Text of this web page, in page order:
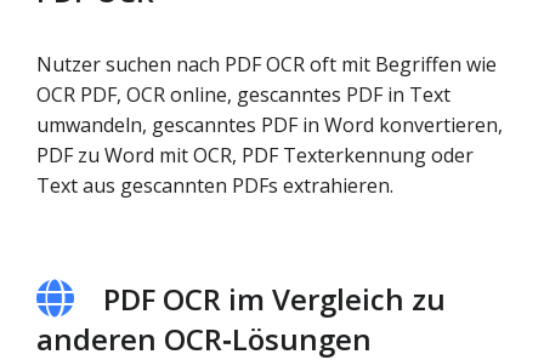
Nutzer suchen nach PDF OCR oft mit Begriffen wie
OCR PDF, OCR online, gescanntes PDF in Text
umwandeln, gescanntes PDF in Word konvertieren,
PDF zu Word mit OCR, PDF Texterkennung oder
Text aus gescannten PDFs extrahieren.
PDF OCR im Vergleich zu
anderen OCR‑Lösungen